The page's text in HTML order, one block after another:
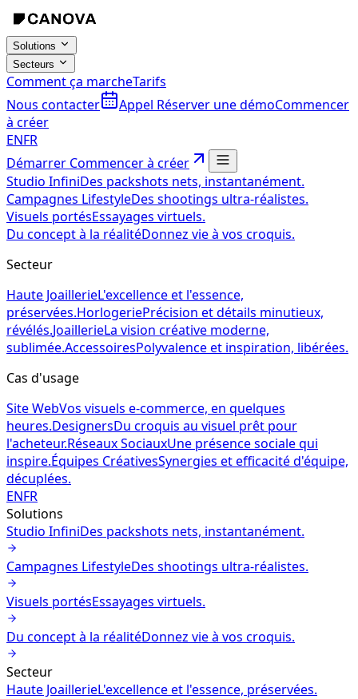
Solutions
Secteurs
Comment ça marcheTarifs
Nous contacter
Appel Réserver une démoCommencer
à créer
ENFR
Démarrer Commencer à créer
Studio InfiniDes packshots nets, instantanément.
Campagnes LifestyleDes shootings ultra-réalistes.
Visuels portésEssayages virtuels.
Du concept à la réalitéDonnez vie à vos croquis.
Secteur
Haute JoaillerieL'excellence et l'essence,
préservées.HorlogeriePrécision et détails minutieux,
révélés.JoaillerieLa vision créative moderne,
sublimée.AccessoiresPolyvalence et inspiration, libérées.
Cas d'usage
Site WebVos visuels e-commerce, en quelques
heures.DesignersDu croquis au visuel prêt pour
l'acheteur.Réseaux SociauxUne présence sociale qui
inspire.Équipes CréativesSynergies et efficacité d'équipe,
décuplées.
ENFR
Solutions
Studio InfiniDes packshots nets, instantanément.
Campagnes LifestyleDes shootings ultra-réalistes.
Visuels portésEssayages virtuels.
Du concept à la réalitéDonnez vie à vos croquis.
Secteur
Haute JoaillerieL'excellence et l'essence, préservées.